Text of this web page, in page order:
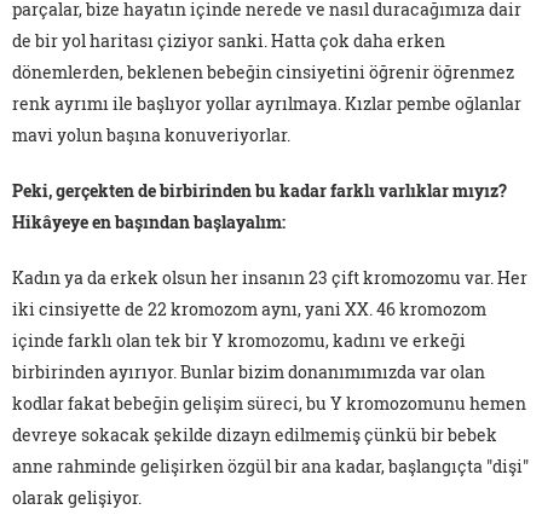
parçalar, bize hayatın içinde nerede ve nasıl duracağımıza dair
de bir yol haritası çiziyor sanki. Hatta çok daha erken
dönemlerden, beklenen bebeğin cinsiyetini öğrenir öğrenmez
renk ayrımı ile başlıyor yollar ayrılmaya. Kızlar pembe oğlanlar
mavi yolun başına konuveriyorlar.
Peki, gerçekten de birbirinden bu kadar farklı varlıklar mıyız?
Hikâyeye en başından başlayalım:
Kadın ya da erkek olsun her insanın 23 çift kromozomu var. Her
iki cinsiyette de 22 kromozom aynı, yani XX. 46 kromozom
içinde farklı olan tek bir Y kromozomu, kadını ve erkeği
birbirinden ayırıyor. Bunlar bizim donanımımızda var olan
kodlar fakat bebeğin gelişim süreci, bu Y kromozomunu hemen
devreye sokacak şekilde dizayn edilmemiş çünkü bir bebek
anne rahminde gelişirken özgül bir ana kadar, başlangıçta "dişi"
olarak gelişiyor.